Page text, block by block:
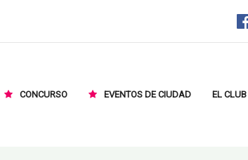
CONCURSO EVENTOS DE CIUDAD EL